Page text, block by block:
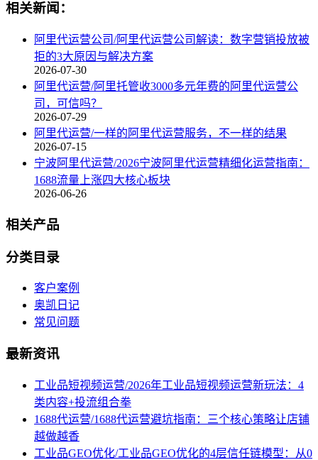
相关新闻：
阿里代运营公司/阿里代运营公司解读：数字营销投放被
拒的3大原因与解决方案
2026-07-30
阿里代运营/阿里托管收3000多元年费的阿里代运营公
司，可信吗？
2026-07-29
阿里代运营/一样的阿里代运营服务，不一样的结果
2026-07-15
宁波阿里代运营/2026宁波阿里代运营精细化运营指南：
1688流量上涨四大核心板块
2026-06-26
相关产品
分类目录
客户案例
奥凯日记
常见问题
最新资讯
工业品短视频运营/2026年工业品短视频运营新玩法：4
类内容+投流组合拳
1688代运营/1688代运营避坑指南：三个核心策略让店铺
越做越香
工业品GEO优化/工业品GEO优化的4层信任链模型：从0